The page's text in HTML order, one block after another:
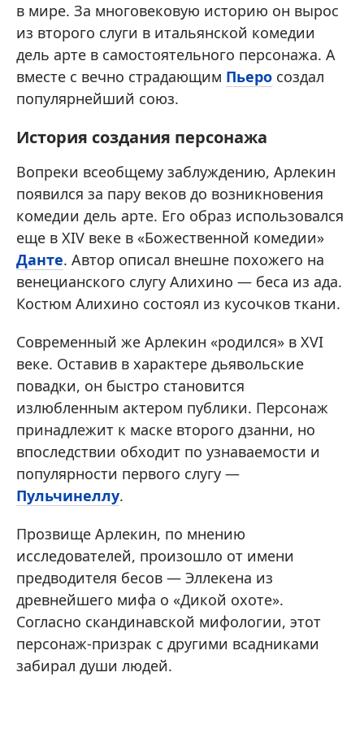
в мире. За многовековую историю он вырос
из второго слуги в итальянской комедии
дель арте в самостоятельного персонажа. А
вместе с вечно страдающим Пьеро создал
популярнейший союз.
История создания персонажа
Вопреки всеобщему заблуждению, Арлекин
появился за пару веков до возникновения
комедии дель арте. Его образ использовался
еще в XIV веке в «Божественной комедии»
Данте. Автор описал внешне похожего на
венецианского слугу Алихино — беса из ада.
Костюм Алихино состоял из кусочков ткани.
Современный же Арлекин «родился» в XVI
веке. Оставив в характере дьявольские
повадки, он быстро становится
излюбленным актером публики. Персонаж
принадлежит к маске второго дзанни, но
впоследствии обходит по узнаваемости и
популярности первого слугу —
Пульчинеллу.
Прозвище Арлекин, по мнению
исследователей, произошло от имени
предводителя бесов — Эллекена из
древнейшего мифа о «Дикой охоте».
Согласно скандинавской мифологии, этот
персонаж-призрак с другими всадниками
забирал души людей.